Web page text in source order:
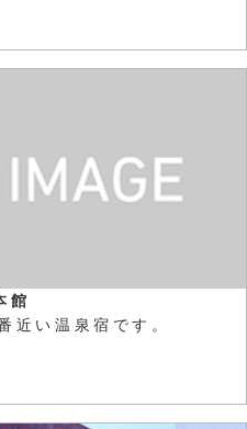
館
近い温泉宿です。